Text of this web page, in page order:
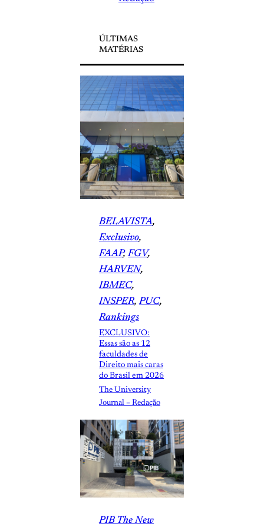
ÚLTIMAS
MATÉRIAS
BELAVISTA
Exclusivo
FAAP, FGV
HARVEN
IBMEC
INSPER, PUC
Rankings
EXCLUSIVO:
Essas são as 12
faculdades de
Direito mais caras
do Brasil em 2026
The University
Journal – Redação
PIB The New